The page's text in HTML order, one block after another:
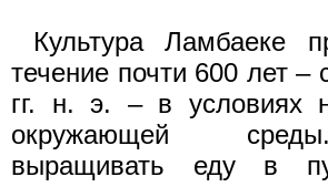
Культура Ламбаеке
течение почти 600 лет –
гг. н. э. – в условиях
окружающей
выращивать еду в